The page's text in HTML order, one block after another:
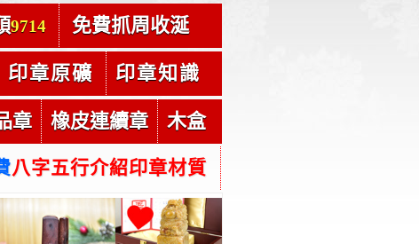
9714 免費抓周收涎
印章原礦 印章知識
章 橡皮連續章 木盒
八字五行介紹印章材質